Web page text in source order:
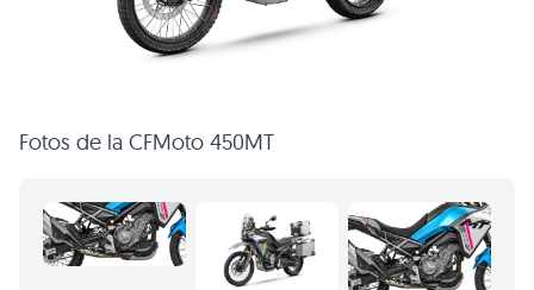
Fotos de la CFMoto 450MT